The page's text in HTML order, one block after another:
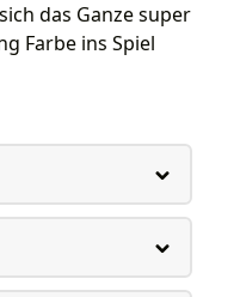
das Ganze super
Farbe ins Spiel